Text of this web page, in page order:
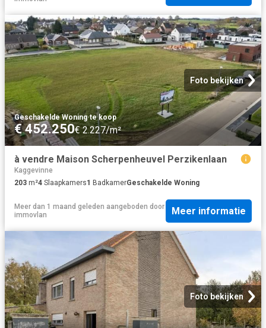
Foto bekijken
Geschakelde Woning·te koop
€ 452.250€ 2.227/m²
à vendre Maison Scherpenheuvel Perzikenlaan
Kaggevinne
203 m²4 Slaapkamers1 BadkamerGeschakelde Woning
Meer dan 1 maand geleden aangeboden door
immovlan
Meer informatie
Foto bekijken